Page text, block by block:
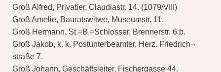
Groß Alfred, Privatier, Claudiastr. 14. (1079/VIII)
Groß Amelie, Bauratswitwe, Museumstr. 11.
Groß Hermann, St.=B.=Schlosser, Brennerstr. 6 b.
Groß Jakob, k. k. Postunterbeamter, Herz. Friedrich¬
straße 7.
Groß Johann, Geschäftsleiter, Fischergasse 44.